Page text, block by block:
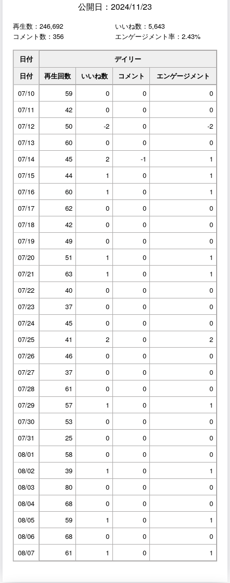
公開日：2024/11/23
再生数：246,692
いいね数：5,643
コメント数：356
エンゲージメント率：2.43%
日付
デイリー
日付
再生回数 いいね数 コメント
エンゲージメント
07/10
59 0 0
0
07/11
42 0 0
0
07/12
50 -2 0
-2
07/13
60 0 0
0
07/14
45 2 -1
1
07/15
44 1 0
1
07/16
60 1 0
1
07/17
62 0 0
0
07/18
42 0 0
0
07/19
49 0 0
0
07/20
51 1 0
1
07/21
63 1 0
1
07/22
40 0 0
0
07/23
37 0 0
0
07/24
45 0 0
0
07/25
41 2 0
2
07/26
46 0 0
0
07/27
37 0 0
0
07/28
61 0 0
0
07/29
57 1 0
1
07/30
53 0 0
0
07/31
25 0 0
0
08/01
58 0 0
0
08/02
39 1 0
1
08/03
80 0 0
0
08/04
68 0 0
0
08/05
59 1 0
1
08/06
68 0 0
0
08/07
61 1 0 1